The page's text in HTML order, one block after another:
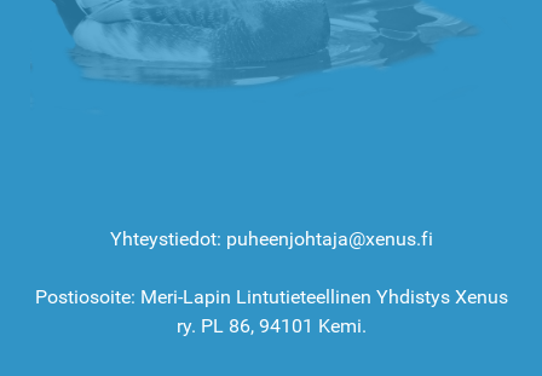
Yhteystiedot: puheenjohtaja@xenus.fi
Postiosoite: Meri-Lapin Lintutieteellinen Yhdistys Xenus
ry. PL 86, 94101 Kemi.